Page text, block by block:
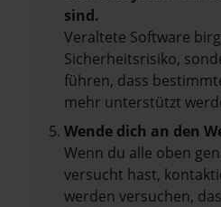
sind.
Veraltete Software
Sicherheitsrisiko,
führen, dass
mehr unterstützt
Wende dich an den
Wenn du alle oben
versucht hast,
werden versuchen,